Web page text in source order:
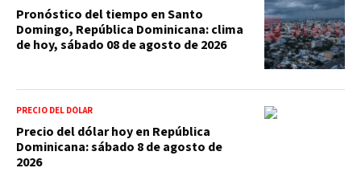
Pronóstico del tiempo en Santo
Domingo, República Dominicana: clima
de hoy, sábado 08 de agosto de 2026
PRECIO DEL DÓLAR
Precio del dólar hoy en República
Dominicana: sábado 8 de agosto de
2026